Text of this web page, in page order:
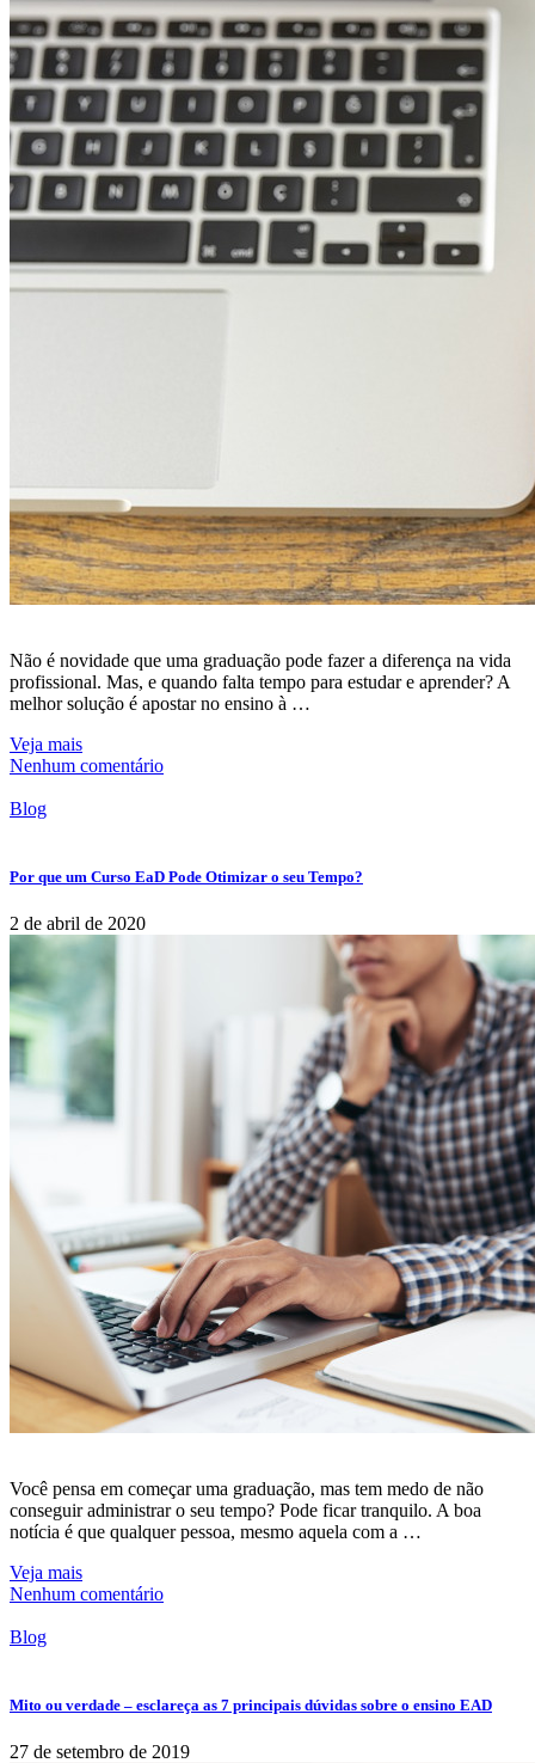
Não é novidade que uma graduação pode fazer a diferença na vida
profissional. Mas, e quando falta tempo para estudar e aprender? A
melhor solução é apostar no ensino à …
Veja mais
Nenhum comentário
Blog
Por que um Curso EaD Pode Otimizar o seu Tempo?
2 de abril de 2020
Você pensa em começar uma graduação, mas tem medo de não
conseguir administrar o seu tempo? Pode ficar tranquilo. A boa
notícia é que qualquer pessoa, mesmo aquela com a …
Veja mais
Nenhum comentário
Blog
Mito ou verdade – esclareça as 7 principais dúvidas sobre o ensino EAD
27 de setembro de 2019